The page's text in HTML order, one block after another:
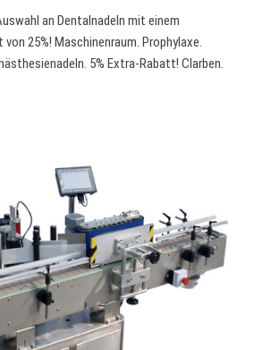
an Dentalnadeln mit einem
25%! Maschinenraum. Prophylaxe.
5% Extra-Rabatt! Clarben.